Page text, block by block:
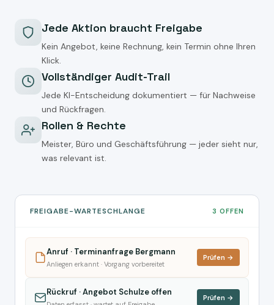
Jede Aktion braucht Freigabe
Kein Angebot, keine Rechnung, kein Termin ohne Ihren
Klick.
Vollständiger Audit-Trail
Jede KI-Entscheidung dokumentiert — für Nachweise
und Rückfragen.
Rollen & Rechte
Meister, Büro und Geschäftsführung — jeder sieht nur,
was relevant ist.
FREIGABE-WARTESCHLANGE 3 OFFEN
Anruf · Terminanfrage Bergmann
Anliegen erkannt · Vorgang vorbereitet
Prüfen →
Rückruf · Angebot Schulze offen
Prüfen →